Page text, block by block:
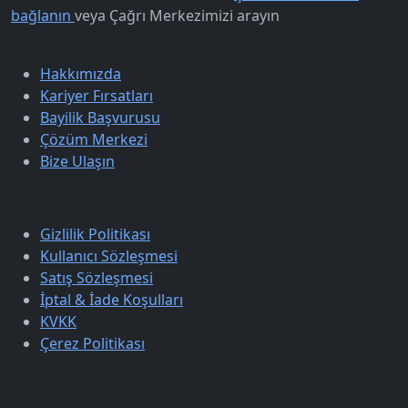
bağlanın veya Çağrı Merkezimizi arayın
Hakkımızda
Kariyer Fırsatları
Bayilik Başvurusu
Çözüm Merkezi
Bize Ulaşın
Gizlilik Politikası
Kullanıcı Sözleşmesi
Satış Sözleşmesi
İptal & İade Koşulları
KVKK
Çerez Politikası